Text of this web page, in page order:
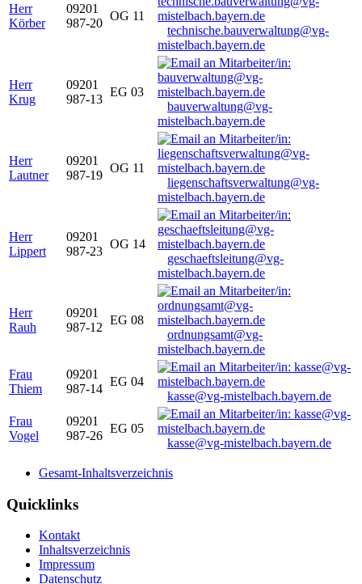
Herr
Körber
09201
987-20
OG 11
technische.bauverwaltung@vg-
mistelbach.bayern.de
Herr
Krug
09201
987-13
EG 03
bauverwaltung@vg-
mistelbach.bayern.de
Herr
Lautner
09201
987-19
OG 11
liegenschaftsverwaltung@vg-
mistelbach.bayern.de
Herr
Lippert
09201
987-23
OG 14
geschaeftsleitung@vg-
mistelbach.bayern.de
Herr
Rauh
09201
987-12
EG 08
ordnungsamt@vg-
mistelbach.bayern.de
Frau
Thiem
09201
987-14
EG 04
kasse@vg-mistelbach.bayern.de
Frau
Vogel
09201
987-26
EG 05
kasse@vg-mistelbach.bayern.de
Gesamt-Inhaltsverzeichnis
Quicklinks
Kontakt
Inhaltsverzeichnis
Impressum
Datenschutz